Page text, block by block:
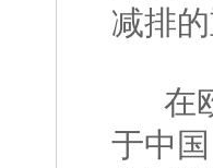
减排
在欧
于中